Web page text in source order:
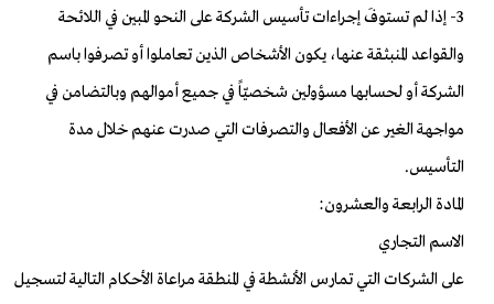
3- إذا لم تستوفَ إجراءات تأسيس الشركة على النحو المبين في اللائحة
والقواعد المنبثقة عنها، يكون الأشخاص الذين تعاملوا أو تصرفوا باسم
الشركة أو لحسابها مسؤولين شخصيّاً في جميع أموالهم وبالتضامن في
مواجهة الغير عن الأفعال والتصرفات التي صدرت عنهم خلال مدة
التأسيس.
المادة الرابعة والعشرون:
الاسم التجاري
على الشركات التي تمارس الأنشطة في المنطقة مراعاة الأحكام التالية لتسجيل